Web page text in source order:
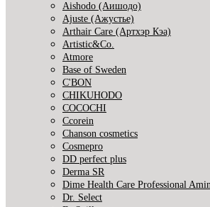
Aishodo (Аишодо)
Ajuste (Ажустье)
Arthair Care (Артхэр Кэа)
Artistic&Co.
Atmore
Base of Sweden
C'BON
CHIKUHODO
COCOCHI
Ccorein
Chanson cosmetics
Cosmepro
DD perfect plus
Derma SR
Dime Health Care Professional
Dr. Select